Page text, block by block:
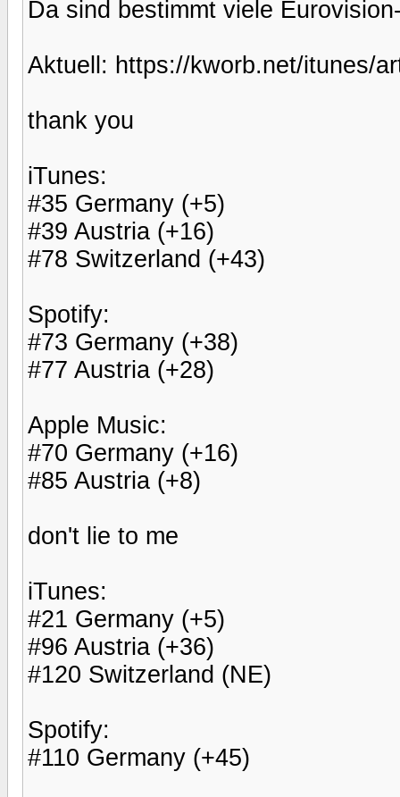
Da sind bestimmt viele
Aktuell: https://kworb.net/itunes/
thank you
iTunes:
#35 Germany (+5)
#39 Austria (+16)
#78 Switzerland (+43)
Spotify:
#73 Germany (+38)
#77 Austria (+28)
Apple Music:
#70 Germany (+16)
#85 Austria (+8)
don't lie to me
iTunes:
#21 Germany (+5)
#96 Austria (+36)
#120 Switzerland (NE)
Spotify:
#110 Germany (+45)